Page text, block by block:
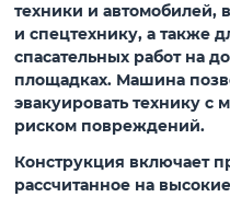
техники и автомобилей,
и спецтехнику, а также
спасательных работ на
площадках. Машина
эвакуировать технику
риском повреждений.
Конструкция включает
рассчитанное на